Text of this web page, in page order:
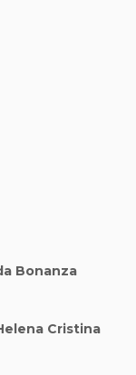
Bonanza
Cristina